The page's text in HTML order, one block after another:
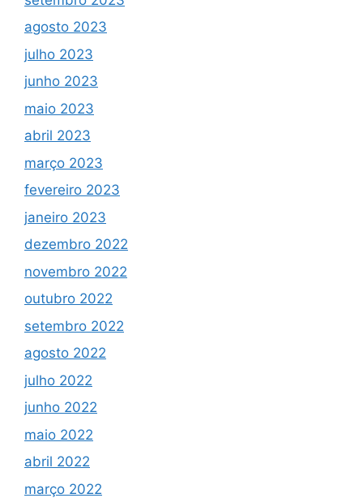
agosto 2023
julho 2023
junho 2023
maio 2023
abril 2023
março 2023
fevereiro 2023
janeiro 2023
dezembro 2022
novembro 2022
outubro 2022
setembro 2022
agosto 2022
julho 2022
junho 2022
maio 2022
abril 2022
março 2022